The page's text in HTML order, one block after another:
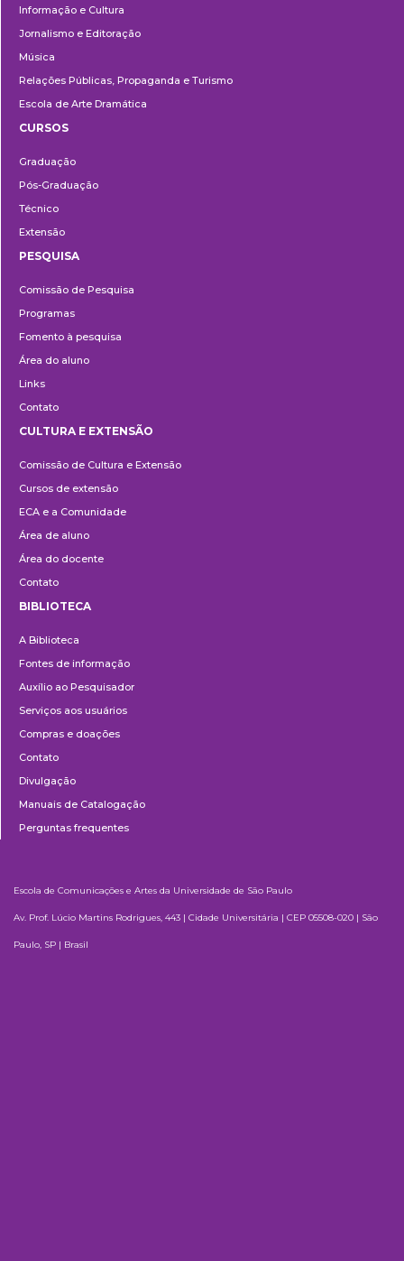
Informação e Cultura
Jornalismo e Editoração
Música
Relações Públicas, Propaganda e Turismo
Escola de Arte Dramática
CURSOS
Graduação
Pós-Graduação
Técnico
Extensão
PESQUISA
Comissão de Pesquisa
Programas
Fomento à pesquisa
Área do aluno
Links
Contato
e
Extensão
CULTURA E EXTENSÃO
Comissão de Cultura e Extensão
Cursos de extensão
ECA e a Comunidade
Área de aluno
Área do docente
Contato
BIBLIOTECA
A Biblioteca
Fontes de informação
Auxílio ao Pesquisador
Serviços aos usuários
Compras e doações
Contato
Divulgação
Manuais de Catalogação
Perguntas frequentes
Escola de Comunicações e Artes da Universidade de São Paulo
Av. Prof. Lúcio Martins Rodrigues, 443 | Cidade Universitária | CEP 05508-020 | São
Paulo, SP | Brasil